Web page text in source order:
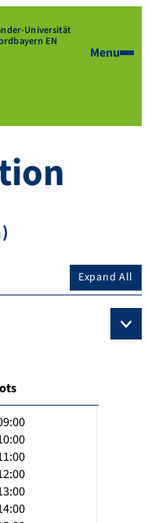
Universität
EN
Menu
Expand All